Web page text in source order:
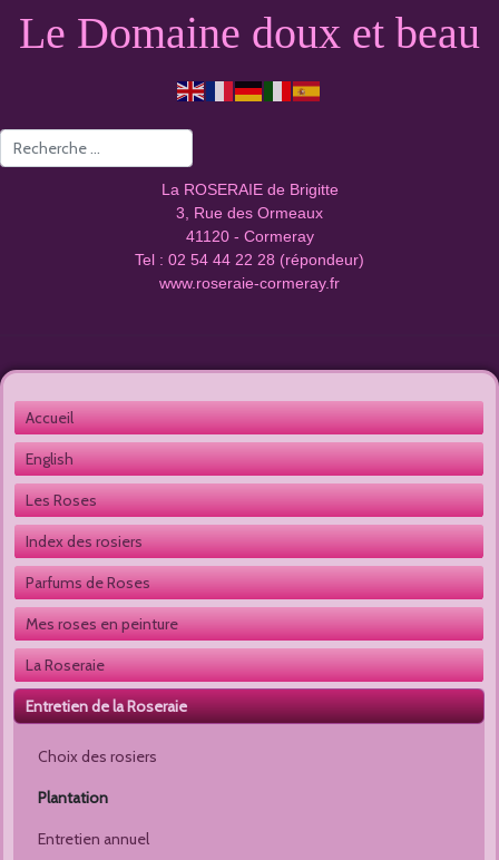
Le Domaine doux et beau
Valider
La ROSERAIE de Brigitte
3, Rue des Ormeaux
41120 - Cormeray
Tel : 02 54 44 22 28 (répondeur)
www.roseraie-cormeray.fr
Accueil
English
Les Roses
Index des rosiers
Parfums de Roses
Mes roses en peinture
La Roseraie
Entretien de la Roseraie
Choix des rosiers
Plantation
Entretien annuel